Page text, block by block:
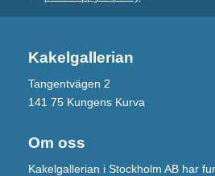
Kakelgallerian
Tangentvägen 2
141 75 Kungens Kurva
Om oss
Kakelgallerian i Stockholm AB har